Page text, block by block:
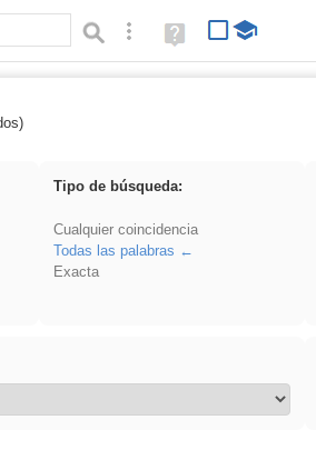
Búsqueda avanzada
Ayuda
(en
Tipo de búsqueda:
Cualquier coincidencia
Todas las palabras
Exacta